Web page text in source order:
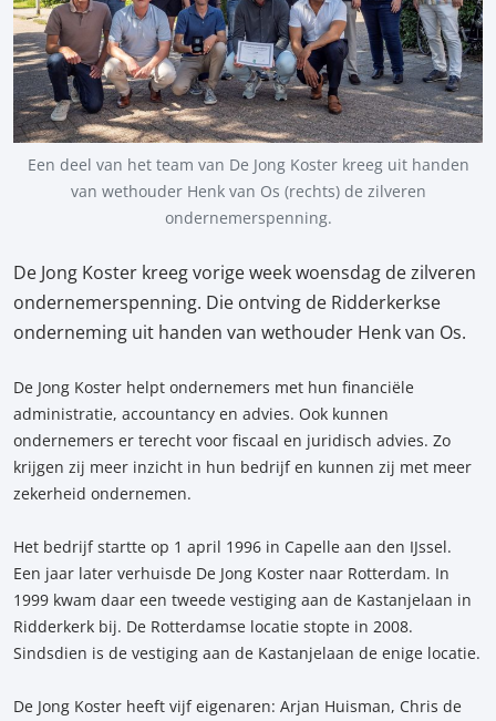
Een deel van het team van De Jong Koster kreeg uit handen
van wethouder Henk van Os (rechts) de zilveren
ondernemerspenning.
De Jong Koster kreeg vorige week woensdag de zilveren
ondernemerspenning. Die ontving de Ridderkerkse
onderneming uit handen van wethouder Henk van Os.
De Jong Koster helpt ondernemers met hun financiële
administratie, accountancy en advies. Ook kunnen
ondernemers er terecht voor fiscaal en juridisch advies. Zo
krijgen zij meer inzicht in hun bedrijf en kunnen zij met meer
zekerheid ondernemen.
Het bedrijf startte op 1 april 1996 in Capelle aan den IJssel.
Een jaar later verhuisde De Jong Koster naar Rotterdam. In
1999 kwam daar een tweede vestiging aan de Kastanjelaan in
Ridderkerk bij. De Rotterdamse locatie stopte in 2008.
Sindsdien is de vestiging aan de Kastanjelaan de enige locatie.
De Jong Koster heeft vijf eigenaren: Arjan Huisman, Chris de